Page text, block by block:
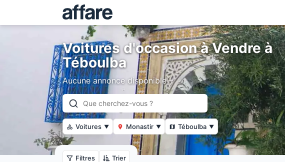
Voitures d'occasion à Vendre à
Téboulba
Aucune annonce disponible
Voitures ▼ Monastir ▼ Téboulba ▼
Filtres Trier